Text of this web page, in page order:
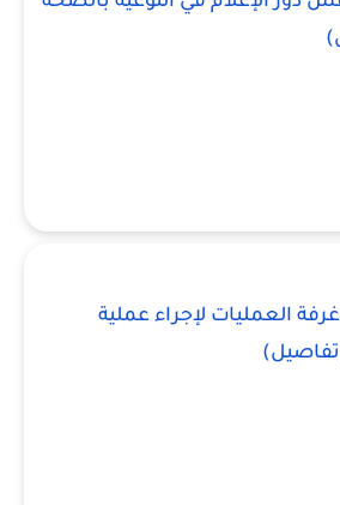
العمليات لإجراء عملية